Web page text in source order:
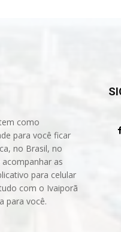
como
para você ficar
no Brasil, no
as
para celular
com o Ivaiporã
para você.